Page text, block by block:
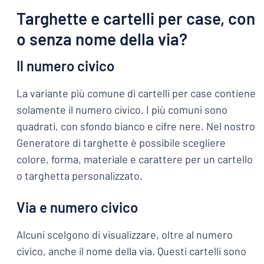
Targhette e cartelli per case, con
o senza nome della via?
Il numero civico
La variante più comune di cartelli per case contiene
solamente il numero civico. I più comuni sono
quadrati, con sfondo bianco e cifre nere. Nel nostro
Generatore di targhette è possibile scegliere
colore, forma, materiale e carattere per un cartello
o targhetta personalizzato.
Via e numero civico
Alcuni scelgono di visualizzare, oltre al numero
civico, anche il nome della via. Questi cartelli sono